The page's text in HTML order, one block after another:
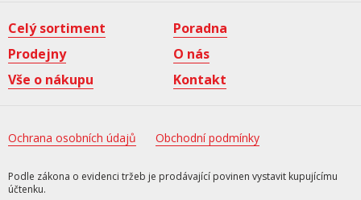
Celý sortiment
Poradna
Prodejny
O nás
Vše o nákupu
Kontakt
Ochrana osobních údajů Obchodní podmínky
Podle zákona o evidenci tržeb je prodávající povinen vystavit kupujícímu
účtenku.